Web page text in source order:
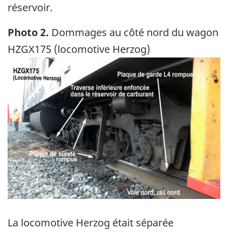
réservoir.
Photo 2. Dommages au côté nord du wagon
HZGX175 (locomotive Herzog)
Image
La locomotive Herzog était séparée